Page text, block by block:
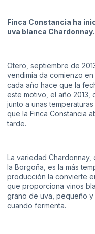
Finca Constancia ha
uva blanca Chardonnay.
Otero, septiembre de
vendimia da comienzo
cada año hace que la
este motivo, el año 2013,
junto a unas
que la Finca Constancia
tarde.
La variedad
la Borgoña, es la más
producción la convierte
que proporciona vinos
grano de uva, pequeño
cuando fermenta.